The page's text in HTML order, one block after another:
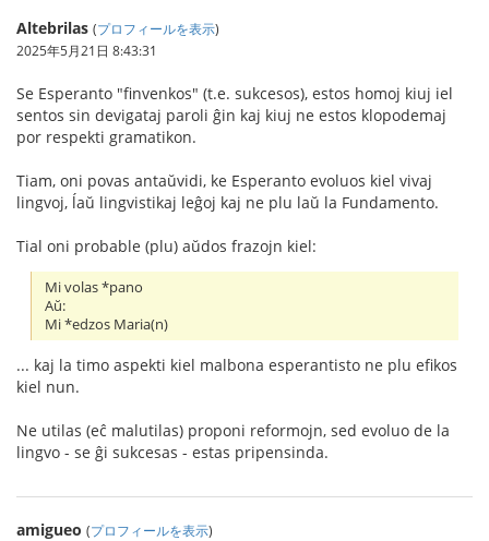
Altebrilas (プロフィールを表示)
2025年5月21日 8:43:31
Se Esperanto "finvenkos" (t.e. sukcesos), estos homoj kiuj iel
sentos sin devigataj paroli ĝin kaj kiuj ne estos klopodemaj
por respekti gramatikon.
Tiam, oni povas antaŭvidi, ke Esperanto evoluos kiel vivaj
lingvoj, ĺaŭ lingvistikaj leĝoj kaj ne plu laŭ la Fundamento.
Tial oni probable (plu) aŭdos frazojn kiel:
Mi volas *pano
Aŭ:
Mi *edzos Maria(n)
... kaj la timo aspekti kiel malbona esperantisto ne plu efikos
kiel nun.
Ne utilas (eĉ malutilas) proponi reformojn, sed evoluo de la
lingvo - se ĝi sukcesas - estas pripensinda.
amigueo (プロフィールを表示)